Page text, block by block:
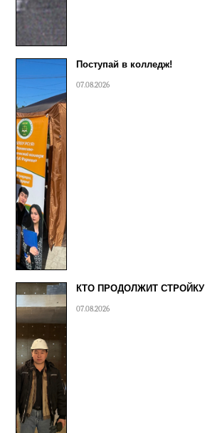
Поступай в колледж!
07.08.2026
КТО ПРОДОЛЖИТ СТРОЙКУ
07.08.2026